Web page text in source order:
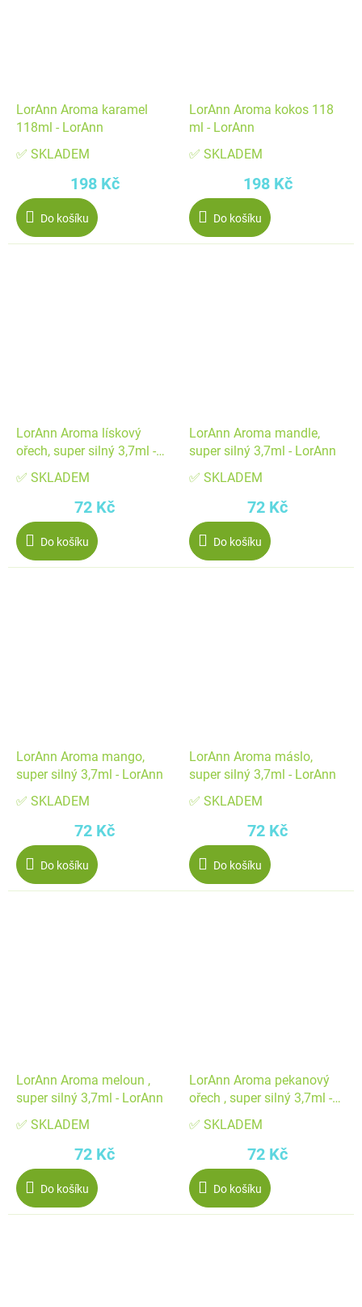
LorAnn Aroma karamel
118ml - LorAnn
✅ SKLADEM
198 Kč
Do košíku
LorAnn Aroma kokos 118
ml - LorAnn
✅ SKLADEM
198 Kč
Do košíku
LorAnn Aroma lískový
ořech, super silný 3,7ml -
LorAnn
✅ SKLADEM
72 Kč
Do košíku
LorAnn Aroma mandle,
super silný 3,7ml - LorAnn
✅ SKLADEM
72 Kč
Do košíku
LorAnn Aroma mango,
super silný 3,7ml - LorAnn
✅ SKLADEM
72 Kč
Do košíku
LorAnn Aroma máslo,
super silný 3,7ml - LorAnn
✅ SKLADEM
72 Kč
Do košíku
LorAnn Aroma meloun ,
super silný 3,7ml - LorAnn
✅ SKLADEM
72 Kč
Do košíku
LorAnn Aroma pekanový
ořech , super silný 3,7ml -
LorAnn
✅ SKLADEM
72 Kč
Do košíku